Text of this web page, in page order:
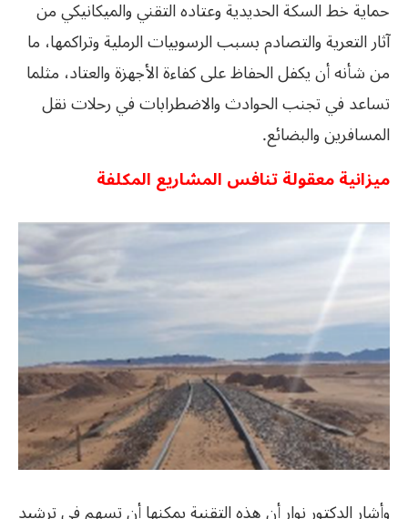
حماية خط السكة الحديدية وعتاده التقني والميكانيكي من
آثار التعرية والتصادم بسبب الرسوبيات الرملية وتراكمها، ما
من شأنه أن يكفل الحفاظ على كفاءة الأجهزة والعتاد، مثلما
تساعد في تجنب الحوادث والاضطرابات في رحلات نقل
المسافرين والبضائع.
ميزانية معقولة تنافس المشاريع المكلفة